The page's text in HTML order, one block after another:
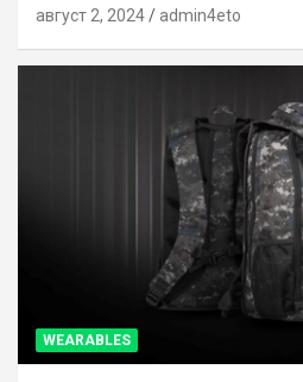
август 2, 2024 admin4eto
WEARABLES